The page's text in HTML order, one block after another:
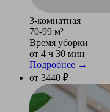
3-комнатная
70-99 м²
Время уборки
от 4 ч 30 мин
Подробнее →
от 3440 ₽